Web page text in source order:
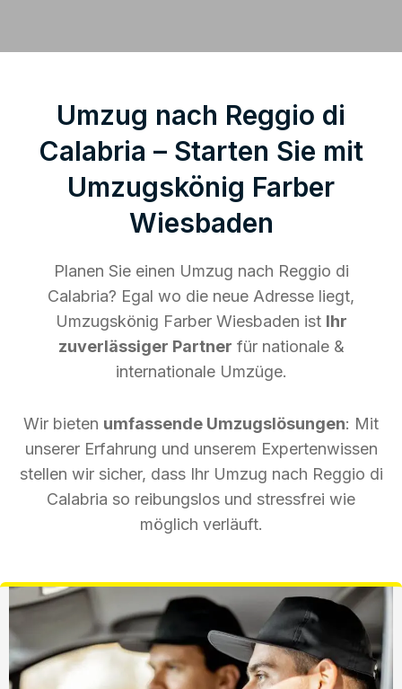
Umzug nach Reggio di
Calabria – Starten Sie mit
Umzugskönig Farber
Wiesbaden
Planen Sie einen Umzug nach Reggio di
Calabria? Egal wo die neue Adresse liegt,
Umzugskönig Farber Wiesbaden ist Ihr
zuverlässiger Partner für nationale &
internationale Umzüge.
Wir bieten umfassende Umzugslösungen: Mit
unserer Erfahrung und unserem Expertenwissen
stellen wir sicher, dass Ihr Umzug nach Reggio di
Calabria so reibungslos und stressfrei wie
möglich verläuft.